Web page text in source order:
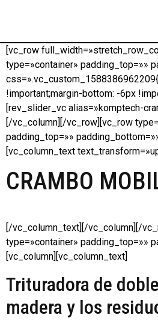
[vc_row
type=»container» padding_top=»»
!important;margin-bottom: -6px
[rev_slider_vc alias=»komptech-
[/vc_column][/vc_row][vc_row
padding_top=»»
[vc_column_text
CRAMBO
[/vc_column_text][/vc_column][/
type=»container» padding_top=»»
[vc_column][vc_column_text]
Trituradora de
madera y los